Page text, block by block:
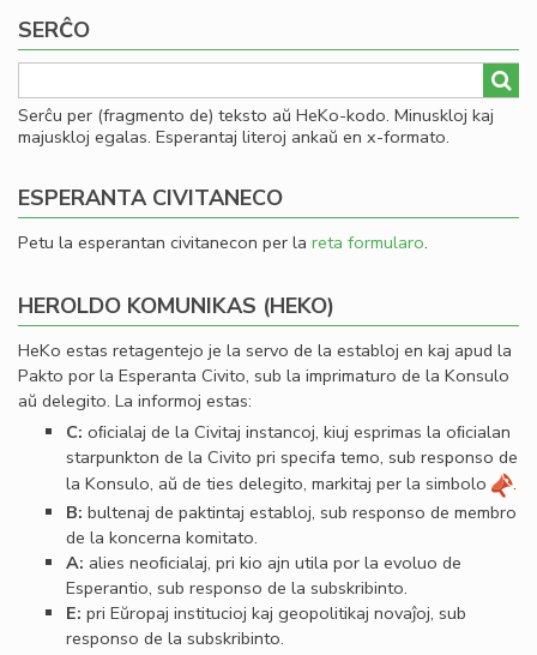
SERĈO
Serĉu per (fragmento de) teksto aŭ HeKo-kodo. Minuskloj kaj
majuskloj egalas. Esperantaj literoj ankaŭ en x-formato.
ESPERANTA CIVITANECO
Petu la esperantan civitanecon per la reta formularo.
HEROLDO KOMUNIKAS (HEKO)
HeKo estas retagentejo je la servo de la establoj en kaj apud la
Pakto por la Esperanta Civito, sub la imprimaturo de la Konsulo
aŭ delegito. La informoj estas:
C: oﬁcialaj de la Civitaj instancoj, kiuj esprimas la oﬁcialan
starpunkton de la Civito pri specifa temo, sub responso de
la Konsulo, aŭ de ties delegito, markitaj per la simbolo
.
B: bultenaj de paktintaj establoj, sub responso de membro
de la koncerna komitato.
A: alies neoﬁcialaj, pri kio ajn utila por la evoluo de
Esperantio, sub responso de la subskribinto.
E: pri Eŭropaj institucioj kaj geopolitikaj novaĵoj, sub
responso de la subskribinto.